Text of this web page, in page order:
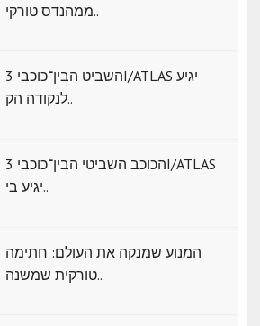
ממהנדס טורקי..
השביט הבין־כוכבי 3I/ATLAS יגיע
לנקודה הק..
הכוכב השביטי הבין־כוכבי 3I/ATLAS
יגיע בי..
המנוע שמנקה את העולם: חתימה
טורקית שמשנה..